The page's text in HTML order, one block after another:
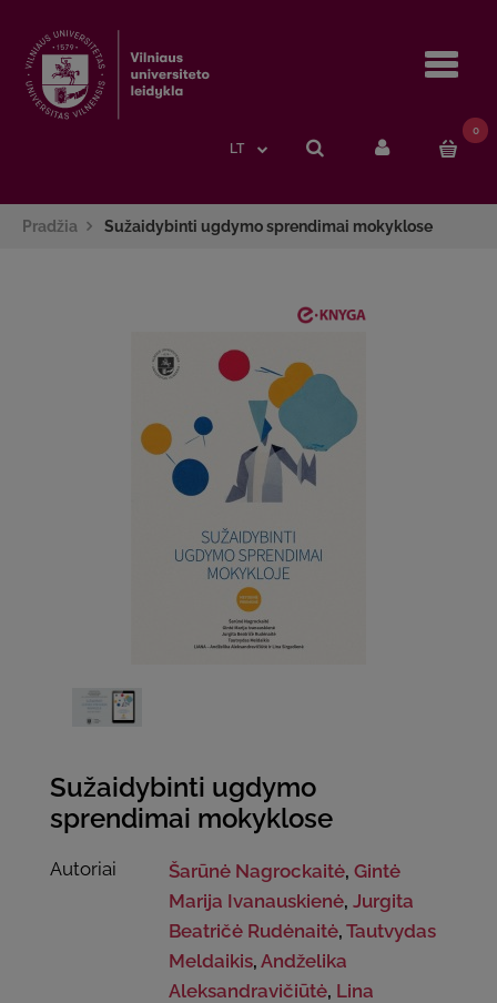
LT
0
Pradžia Sužaidybinti ugdymo sprendimai mokyklose
Sužaidybinti ugdymo
sprendimai mokyklose
Autoriai Šarūnė Nagrockaitė,Gintė
Marija Ivanauskienė,Jurgita
Beatričė Rudėnaitė,Tautvydas
Meldaikis,Andželika
Aleksandravičiūtė, Lina